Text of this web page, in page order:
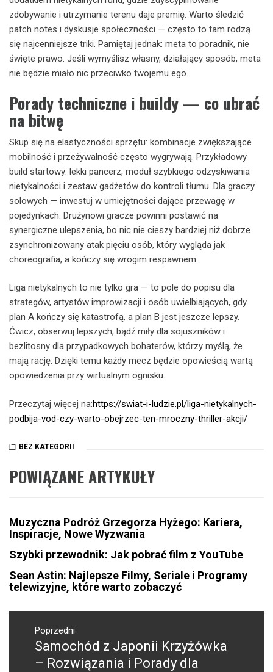
zdobywanie i utrzymanie terenu daje premię. Warto śledzić
patch notes i dyskusje społeczności — często to tam rodzą
się najcenniejsze triki. Pamiętaj jednak: meta to poradnik, nie
święte prawo. Jeśli wymyślisz własny, działający sposób, meta
nie będzie miało nic przeciwko twojemu ego.
Porady techniczne i buildy — co ubrać
na bitwę
Skup się na elastyczności sprzętu: kombinacje zwiększające
mobilność i przeżywalność często wygrywają. Przykładowy
build startowy: lekki pancerz, moduł szybkiego odzyskiwania
nietykalności i zestaw gadżetów do kontroli tłumu. Dla graczy
solowych — inwestuj w umiejętności dające przewagę w
pojedynkach. Drużynowi gracze powinni postawić na
synergiczne ulepszenia, bo nic nie cieszy bardziej niż dobrze
zsynchronizowany atak pięciu osób, który wygląda jak
choreografia, a kończy się wrogim respawnem.
Liga nietykalnych to nie tylko gra — to pole do popisu dla
strategów, artystów improwizacji i osób uwielbiających, gdy
plan A kończy się katastrofą, a plan B jest jeszcze lepszy.
Ćwicz, obserwuj lepszych, bądź miły dla sojuszników i
bezlitosny dla przypadkowych bohaterów, którzy myślą, że
mają rację. Dzięki temu każdy mecz będzie opowieścią wartą
opowiedzenia przy wirtualnym ognisku.
Przeczytaj więcej na:https://swiat-i-ludzie.pl/liga-nietykalnych-
podbija-vod-czy-warto-obejrzec-ten-mroczny-thriller-akcji/
BEZ KATEGORII
POWIĄZANE ARTYKUŁY
Muzyczna Podróż Grzegorza Hyżego: Kariera,
Inspiracje, Nowe Wyzwania
Szybki przewodnik: Jak pobrać film z YouTube
Sean Astin: Najlepsze Filmy, Seriale i Programy
telewizyjne, które warto zobaczyć
Nawigacja
wpisuPoprzedni
Poprzedni
wpis:
Samochód z Japonii Krzyżówka
– Rozwiązania i Porady dla